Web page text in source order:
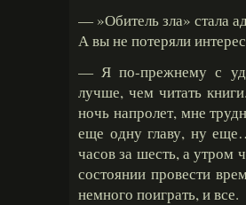
— »Обитель зла» стала
А вы не потеряли
— Я по-прежнему с
лучше, чем читать
ночь напролет, мне
еще одну главу, ну
часов за шесть, а утром
состоянии провести
немного поиграть, и все.